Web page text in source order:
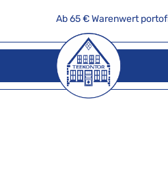
Ab 65 € Warenwert